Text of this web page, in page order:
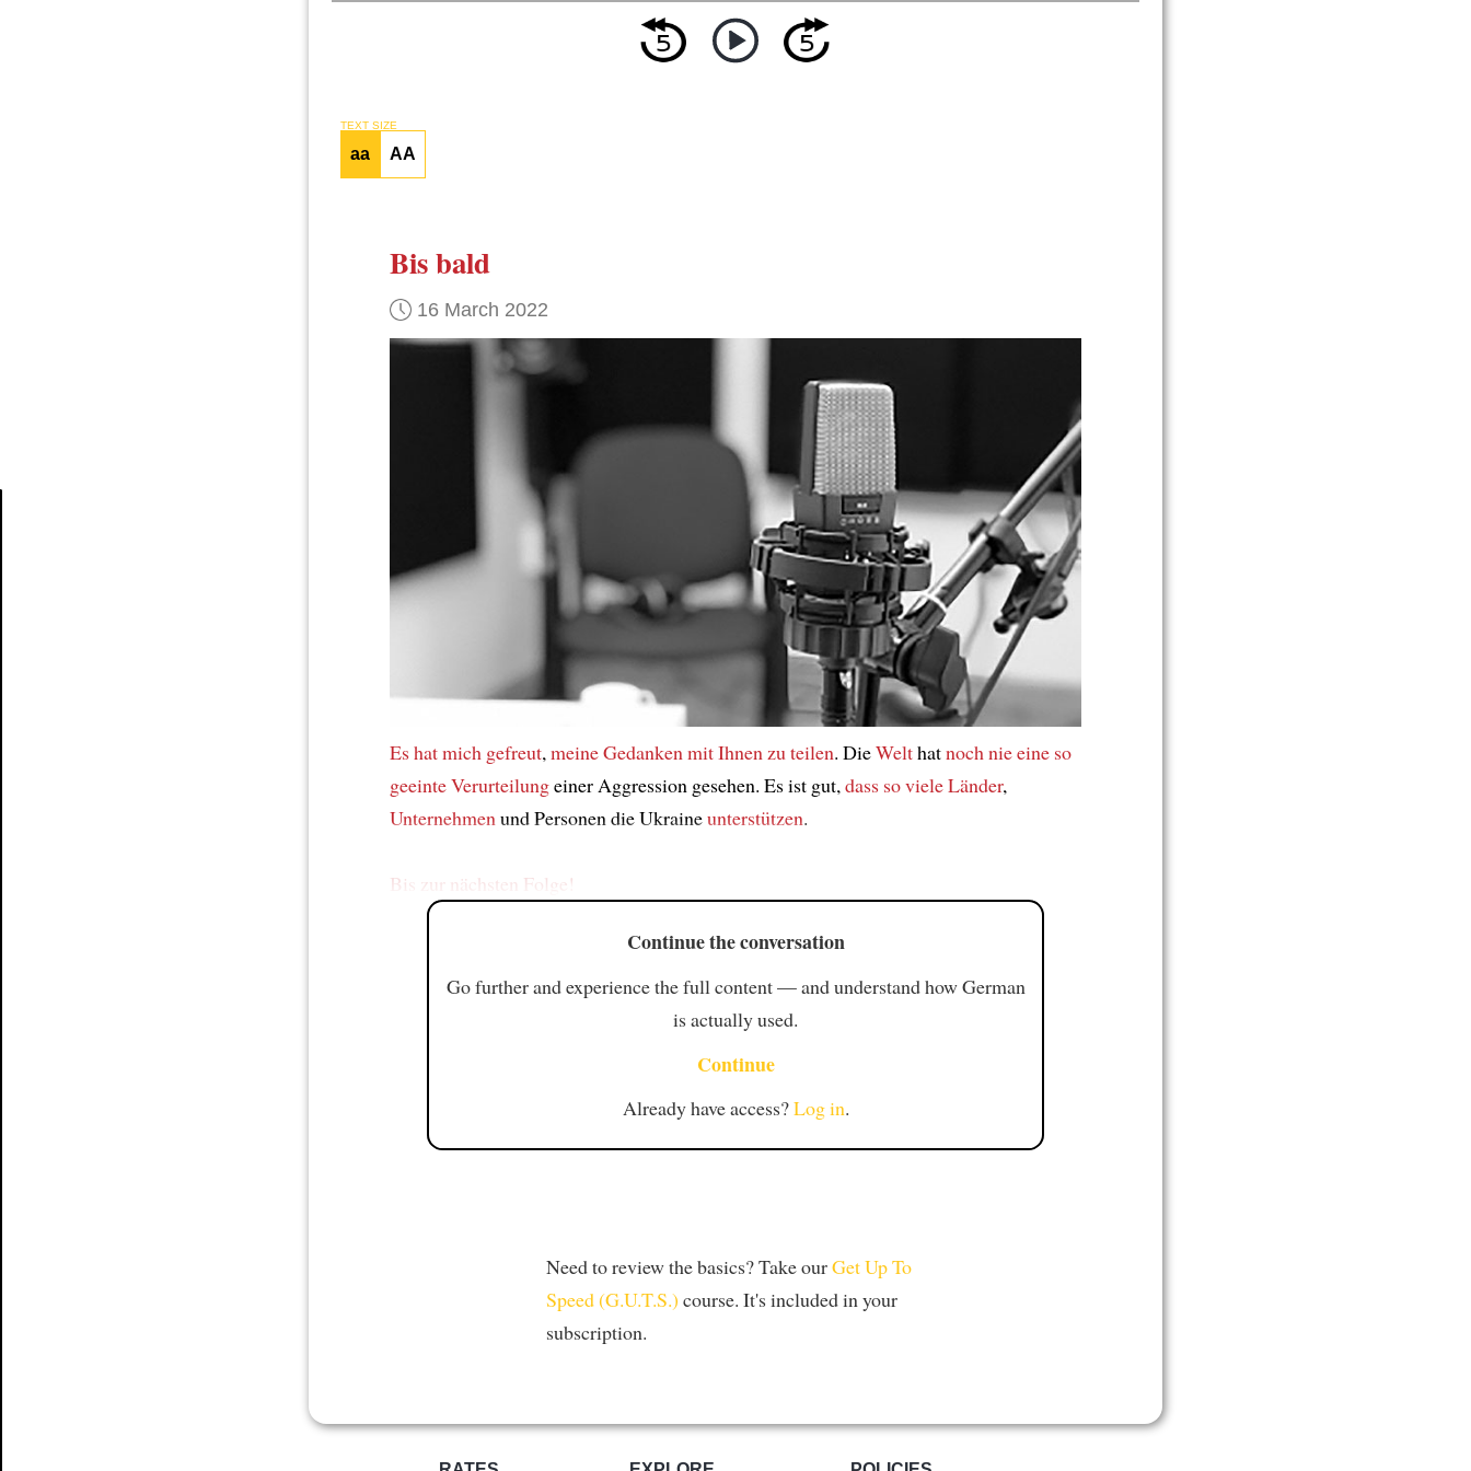
TEXT SIZE
aa AA
Bis bald
16 March 2022
Es hat mich gefreut, meine Gedanken mit Ihnen zu teilen. DieWelthatnoch nieeine so
geeinte Verurteilungeiner Aggression gesehen. Es ist gut, dass so viele Länder,
Unternehmen und Personen die Ukraineunterstützen.
Bis zur nächsten Folge!
Continue the conversation
Go further and experience the full content — and understand how German
is actually used.
Continue
Already have access?Log in.
Need to review the basics? Take ourGet Up To
Speed (G.U.T.S.) course. It's included in your
subscription.